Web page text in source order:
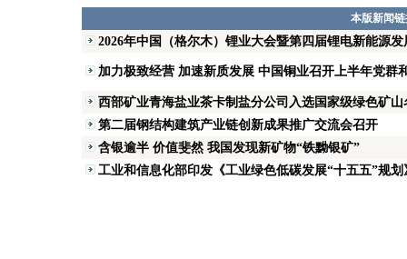
本版新闻
2026年中国（格尔木）锂业大会暨第四届锂电新能源
加力极致经营 加速新质发展 中国铜业召开上半年党群
西部矿业青海盐业茶卡制盐分公司入选国家级绿色矿山
第二届钢结构建筑产业链创新成果推广交流会召开
含银逾半 价值斐然 我国发现新矿物“铁黝银矿”
工业和信息化部印发《工业绿色低碳发展“十五五”规划